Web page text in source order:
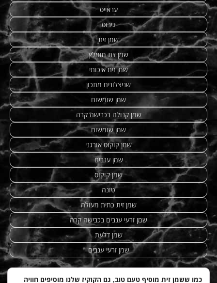
עראייס
גירוס
שמן זית
שמן זית מומלץ
שמן זית איכותי
שניצלונים מתכון
שמן שומשום
שמן קנולה בכבישה קרה
שמן שומשום
שמן קוקוס אורגני
שמן ענבים
שמן קוקוס
טונה
שמן זית כתית מעולה
שמן זרעי ענבים בכבישה קרה
שמן דלעת
שמן זרעי ענבים
כמו ששמן זית מוסיף טעם טוב, גם הקוקיז שלנו מוסיפים חוויה